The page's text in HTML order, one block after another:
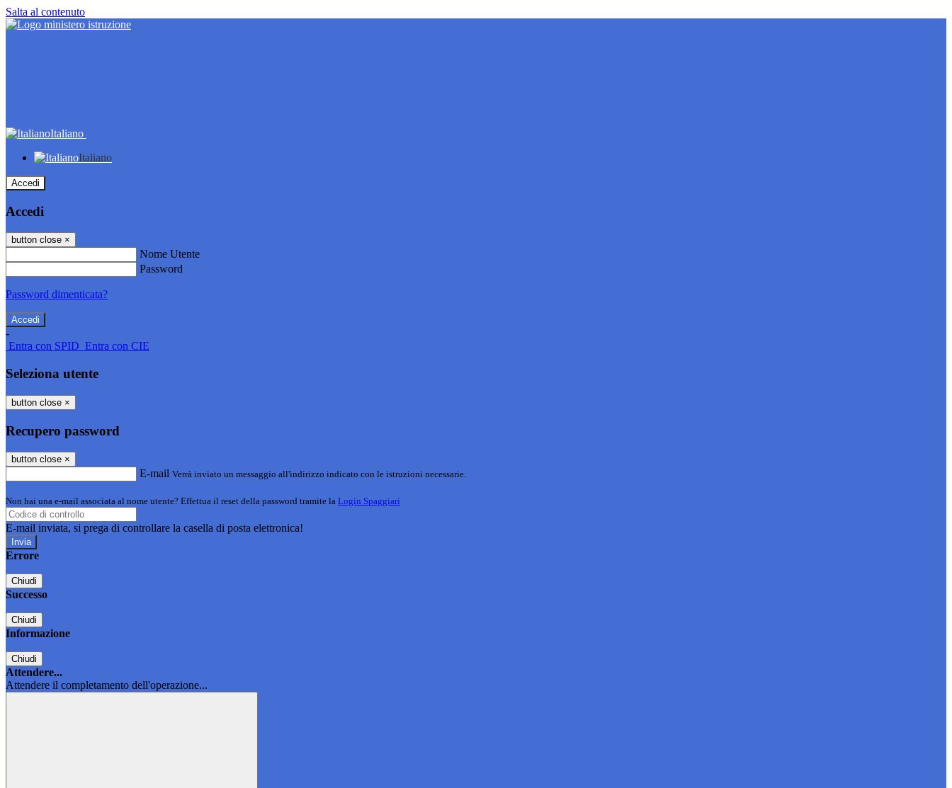
Salta al contenuto
Italiano
Italiano
Accedi
Accedi
button close ×
Nome Utente
Password
Password dimenticata?
-
Entra con SPID Entra con CIE
Seleziona utente
button close ×
Recupero password
button close ×
E-mail Verrà inviato un messaggio all'indirizzo indicato con le istruzioni necessarie.
Non hai una e-mail associata al nome utente? Effettua il reset della password tramite la Login Spaggiari
E-mail inviata, si prega di controllare la casella di posta elettronica!
Errore
Chiudi
Successo
Chiudi
Informazione
Chiudi
Attendere...
Attendere il completamento dell'operazione...